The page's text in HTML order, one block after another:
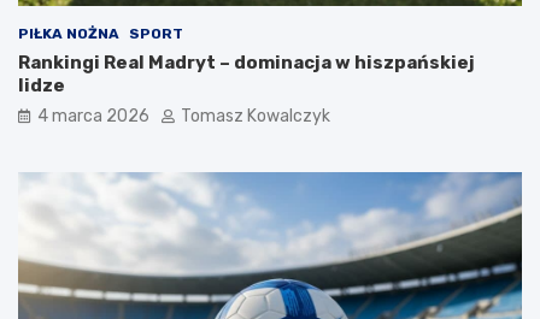
PIŁKA NOŻNA SPORT
Rankingi Real Madryt – dominacja w hiszpańskiej
lidze
4 marca 2026 Tomasz Kowalczyk